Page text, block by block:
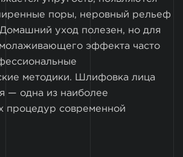
поры, неровный рельеф
уход полезен, но для
эффекта часто
методики. Шлифовка лица
— одна из наиболее
процедур современной